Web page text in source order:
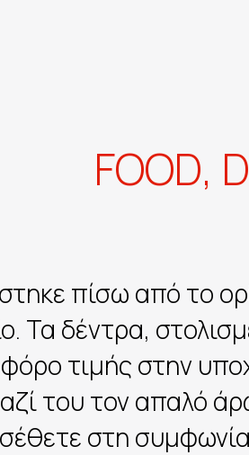
FOOD, D
πίσω από το
Τα δέντρα,
τιμής στην
του τον απαλό
στη